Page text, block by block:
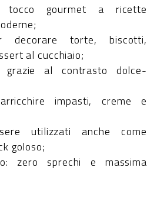
tocco gourmet a ricette
decorare torte, biscotti,
al cucchiaio;
grazie al contrasto dolce-
impasti, creme e
utilizzati anche come
goloso;
zero sprechi e massima